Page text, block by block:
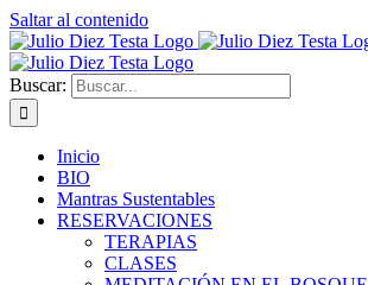
Saltar al contenido
Buscar:
Inicio
BIO
Mantras Sustentables
RESERVACIONES
TERAPIAS
CLASES